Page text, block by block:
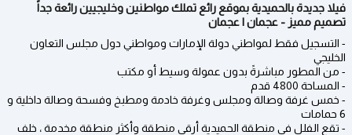
فيلا جديدة بالحميدية بموقع رائع تملك مواطنين وخليجيين رائعة جداً
تصميم مميز - عجمان | عجمان
- التسجيل فقط لمواطني دولة الإمارات ومواطني دول مجلس التعاون
الخليجي
- من المطور مباشرةً بدون عمولة وسيط أو مكتب
- المساحة 4800 قدم
- خمس غرفة وصالة ومجلس وغرفة خادمة ومطبخ وفسحة وصالة داخلية و
6 حمامات
- تقع الفلل في منطقة الحميدية أرقى منطقة وأكثر منطقة مخدمة ، خلف